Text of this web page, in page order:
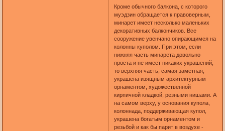
Кроме обычного балкона, с которого
муэдзин обращается к правоверным,
минарет имеет несколько маленьких
декоративных балкончиков. Все
сооружение увенчано опирающимся на
колонны куполом. При этом, если
нижняя часть минарета довольно
проста и не имеет никаких украшений,
то верхняя часть, самая заметная,
украшена изящным архитектурным
орнаментом, художественной
кирпичной кладкой, резными нишами. А
на самом верху, у основания купола,
колоннада, поддерживающая купол,
украшена богатым орнаментом и
резьбой и как бы парит в воздухе -